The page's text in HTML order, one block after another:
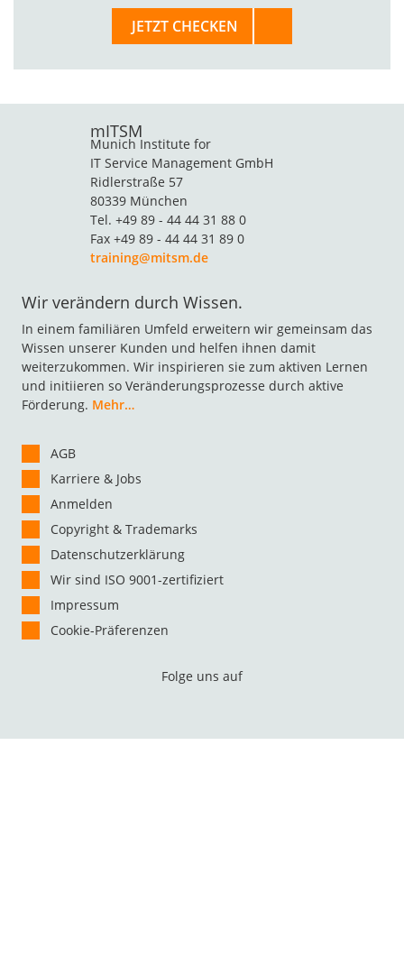
JETZT CHECKEN
mITSM
Munich Institute for
IT Service Management GmbH
Ridlerstraße 57
80339 München
Tel. +49 89 - 44 44 31 88 0
Fax +49 89 - 44 44 31 89 0
training@mitsm.de
Wir verändern durch Wissen.
In einem familiären Umfeld erweitern wir gemeinsam das
Wissen unserer Kunden und helfen ihnen damit
weiterzukommen. Wir inspirieren sie zum aktiven Lernen
und initiieren so Veränderungsprozesse durch aktive
Förderung. Mehr…
AGB
Karriere & Jobs
Anmelden
Copyright & Trademarks
Datenschutzerklärung
Wir sind ISO 9001-zertifiziert
Impressum
Cookie-Präferenzen
Folge uns auf